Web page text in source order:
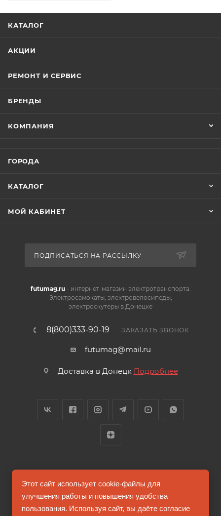
КАТАЛОГ
АКЦИИ
РЕМОНТ И СЕРВИС
БРЕНДЫ
КОМПАНИЯ
ГОРОДА
КАТАЛОГ
МОЙ КАБИНЕТ
ПОДПИСАТЬСЯ НА РАССЫЛКУ
futumag.ru- интернет-магазин электротранспорта.
Электросамокаты, электровелосипеды,
электроскутеры в Донецке
8(800)333-90-19 ЗАКАЗАТЬ ЗВОНОК
futumag@mail.ru
Доставка в Донецк Подробнее
2026 © FUTUMAG.RU
Этот сайт использует cookie-файлы для
улучшения работы и повышения удобства
пользования. Используя сайт, вы даёте согласие